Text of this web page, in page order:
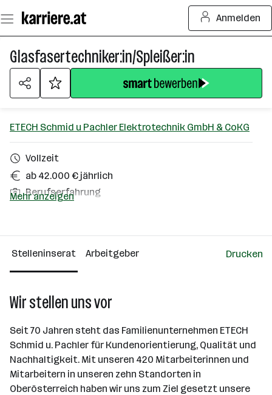
Seiteninhalt
springen
Anmelden
Glasfasertechniker:in/Spleißer:in
ETECH Schmid u Pachler Elektrotechnik GmbH & CoKG
Vollzeit
ab 42.000 € jährlich
Berufserfahrung
Über das Unternehmen
101 - 500 Mitarbeiter*innen
Mehr anzeigen
Stelleninserat Arbeitgeber Drucken
Wir stellen uns vor
Seit 70 Jahren steht das Familienunternehmen ETECH
Schmid u. Pachler für Kundenorientierung, Qualität und
Nachhaltigkeit. Mit unseren 420 Mitarbeiterinnen und
Mitarbeitern in unseren zehn Standorten in
Oberösterreich haben wir uns zum Ziel gesetzt unsere